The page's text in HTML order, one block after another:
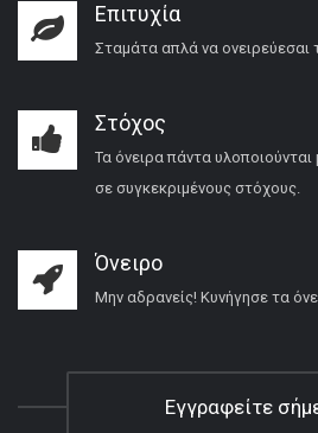
Επιτυχία
Σταμάτα απλά να ονειρεύεσαι
Στόχος
Τα όνειρα πάντα
σε συγκεκριμένους στόχους.
Όνειρο
Μην αδρανείς! Κυνήγησε τα
Εγγραφείτε